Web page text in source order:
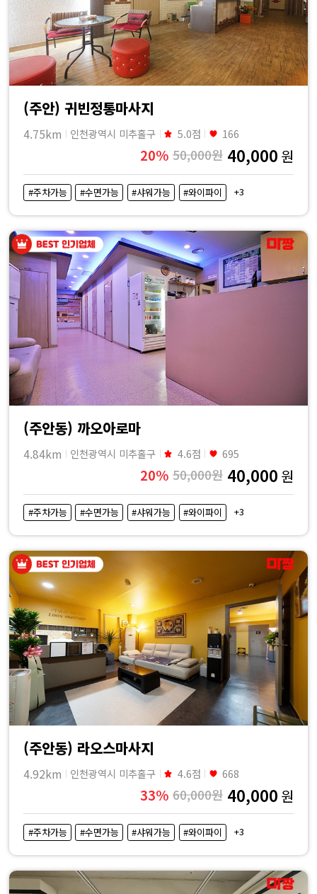
(주안) 귀빈정통마사지
4.75km 인천광역시 미추홀구 5.0점 166
20% 50,000원 40,000 원
#주차가능 #수면가능 #샤워가능 #와이파이 +3
(주안동) 까오아로마
4.84km 인천광역시 미추홀구 4.6점 695
20% 50,000원 40,000 원
#주차가능 #수면가능 #샤워가능 #와이파이 +3
(주안동) 라오스마사지
4.92km 인천광역시 미추홀구 4.6점 668
33% 60,000원 40,000 원
#주차가능 #수면가능 #샤워가능 #와이파이 +3